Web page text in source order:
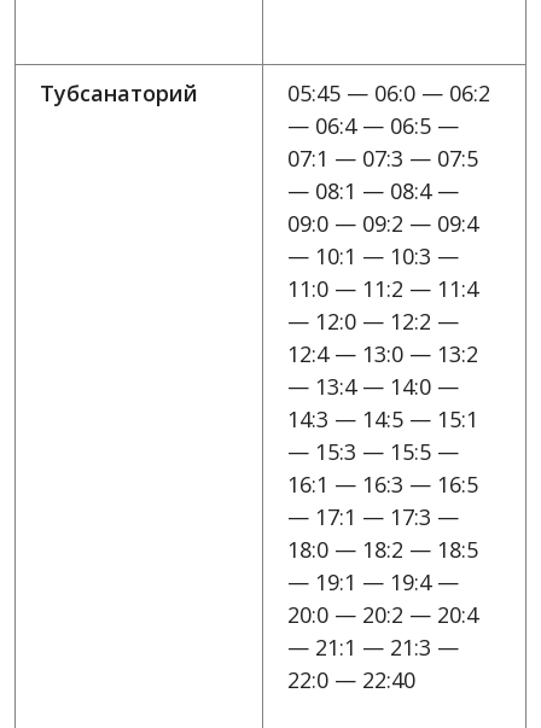
Тубсанаторий
05:45 — 06:0 — 06:2
— 06:4 — 06:5 —
07:1 — 07:3 — 07:5
— 08:1 — 08:4 —
09:0 — 09:2 — 09:4
— 10:1 — 10:3 —
11:0 — 11:2 — 11:4
— 12:0 — 12:2 —
12:4 — 13:0 — 13:2
— 13:4 — 14:0 —
14:3 — 14:5 — 15:1
— 15:3 — 15:5 —
16:1 — 16:3 — 16:5
— 17:1 — 17:3 —
18:0 — 18:2 — 18:5
— 19:1 — 19:4 —
20:0 — 20:2 — 20:4
— 21:1 — 21:3 —
22:0 — 22:40